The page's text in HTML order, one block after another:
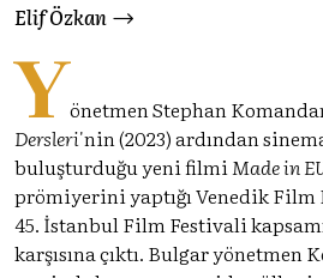
Elif Özkan
Yönetmen Stephan
Dersleri'nin (2023) ardından
buluşturduğu yeni filmi Made in
prömiyerini yaptığı Venedik
45. İstanbul Film Festivali
karşısına çıktı. Bulgar yönetmen